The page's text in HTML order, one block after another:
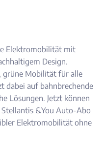
Elektromobilität mit
Design.
grüne Mobilität für alle
dabei auf bahnbrechende
Lösungen. Jetzt können
&You Auto-Abo
Elektromobilität ohne